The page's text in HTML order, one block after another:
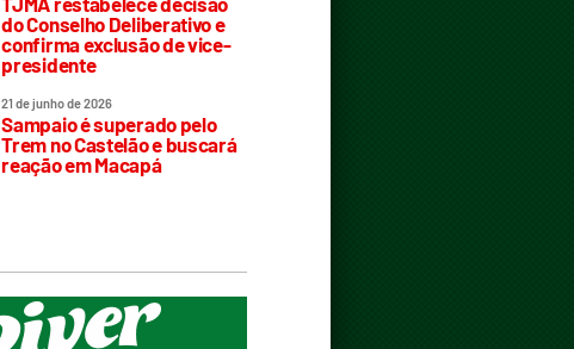
do Conselho Deliberativo e
confirma exclusão de vice-
presidente
21 de junho de 2026
Sampaio é superado pelo
Trem no Castelão e buscará
reação em Macapá